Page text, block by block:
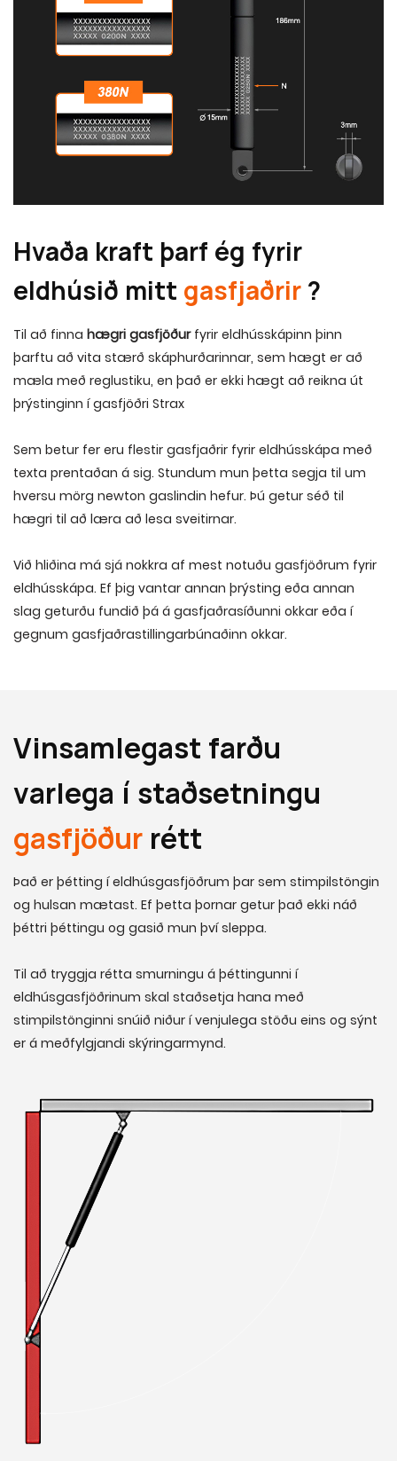
Hvaða kraft þarf ég fyrir
eldhúsið mitt gasfjaðrir ?
Til að finna hægri gasfjöður fyrir eldhússkápinn þinn
þarftu að vita stærð skáphurðarinnar, sem hægt er að
mæla með reglustiku, en það er ekki hægt að reikna út
þrýstinginn í gasfjöðri Strax
Sem betur fer eru flestir gasfjaðrir fyrir eldhússkápa með
texta prentaðan á sig. Stundum mun þetta segja til um
hversu mörg newton gaslindin hefur. Þú getur séð til
hægri til að læra að lesa sveitirnar.
Við hliðina má sjá nokkra af mest notuðu gasfjöðrum fyrir
eldhússkápa. Ef þig vantar annan þrýsting eða annan
slag geturðu fundið þá á gasfjaðrasíðunni okkar eða í
gegnum gasfjaðrastillingarbúnaðinn okkar.
Vinsamlegast farðu
varlega í staðsetningu
gasfjöður rétt
Það er þétting í eldhúsgasfjöðrum þar sem stimpilstöngin
og hulsan mætast. Ef þetta þornar getur það ekki náð
þéttri þéttingu og gasið mun því sleppa.
Til að tryggja rétta smurningu á þéttingunni í
eldhúsgasfjöðrinum skal staðsetja hana með
stimpilstönginni snúið niður í venjulega stöðu eins og sýnt
er á meðfylgjandi skýringarmynd.